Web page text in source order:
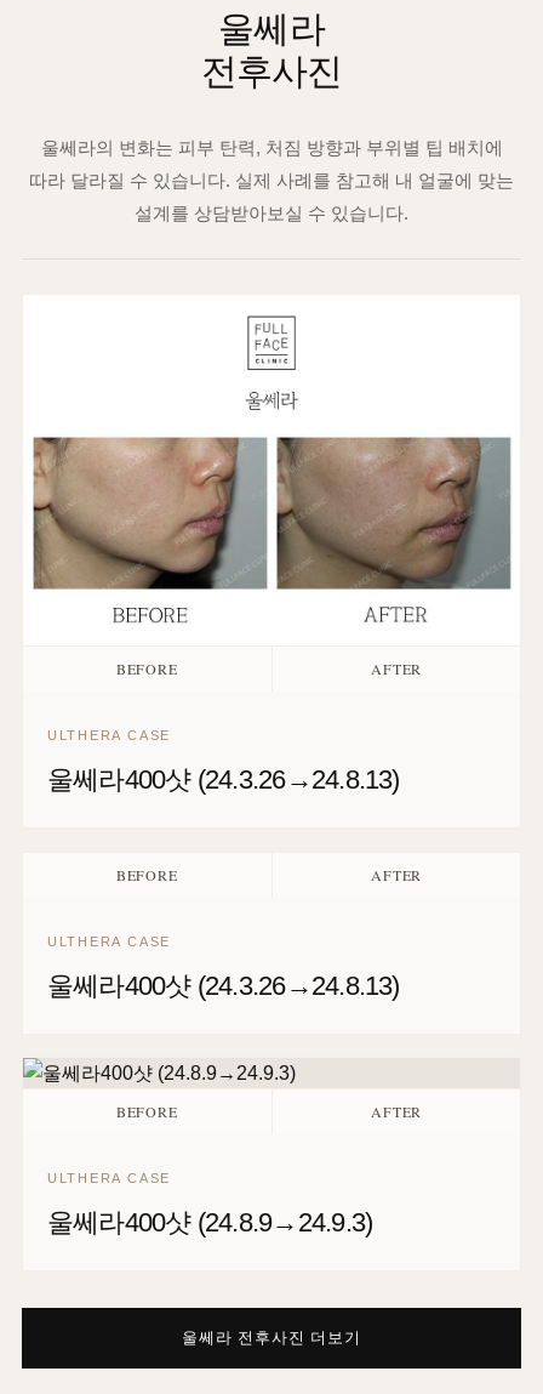
울쎄라
전후사진
울쎄라의 변화는 피부 탄력, 처짐 방향과 부위별 팁 배치에
따라 달라질 수 있습니다. 실제 사례를 참고해 내 얼굴에 맞는
설계를 상담받아보실 수 있습니다.
BEFORE AFTER
ULTHERA CASE
울쎄라400샷 (24.3.26→24.8.13)
BEFORE AFTER
울쎄라400샷 (24.3.26→24.8.13)